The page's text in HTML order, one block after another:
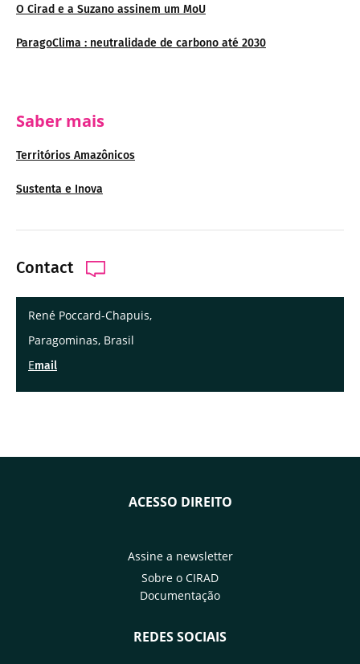
O Cirad e a Suzano assinem um MoU
ParagoClima : neutralidade de carbono até 2030
Saber mais
Territórios Amazônicos
Sustenta e Inova
Contact
René Poccard-Chapuis,
Paragominas, Brasil
Email
ACESSO DIREITO
Assine a newsletter
Sobre o CIRAD
Documentação
REDES SOCIAIS